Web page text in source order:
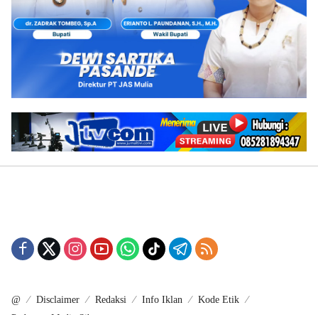
@ Disclaimer Redaksi Info Iklan
Kode Etik